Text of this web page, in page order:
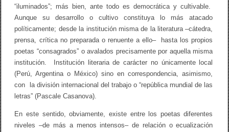
“iluminados”; más bien, ante todo es democrática y cultivable.
Aunque su desarrollo o cultivo constituya lo más atacado
políticamente; desde la institución misma de la literatura –cátedra,
prensa, crítica no preparada o renuente a ello– hasta los propios
poetas “consagrados” o avalados precisamente por aquella misma
institución. Institución literaria de carácter no únicamente local
(Perú, Argentina o México) sino en correspondencia, asimismo,
con la división internacional del trabajo o “república mundial de las
letras” (Pascale Casanova).
En este sentido, obviamente, existe entre los poetas diferentes
niveles –de más a menos intensos– de relación o ecualización